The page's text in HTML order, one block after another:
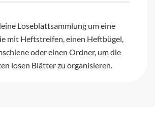
Loseblattsammlung um eine
mit Heftstreifen, einen Heftbügel,
oder einen Ordner, um die
losen Blätter zu organisieren.